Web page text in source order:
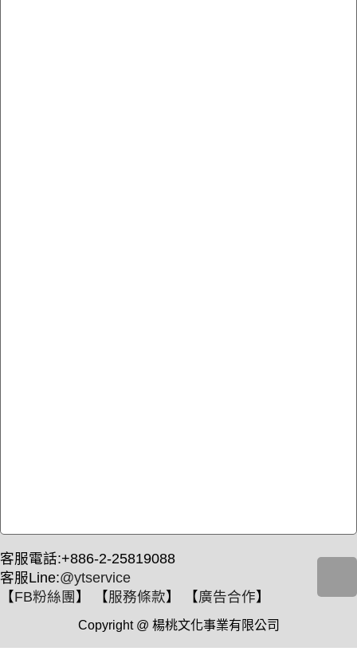
客服電話:+886-2-25819088
客服Line:@ytservice
【FB粉絲團 】 【服務條款】 【廣告合作】
Copyright @ 楊桃文化事業有限公司